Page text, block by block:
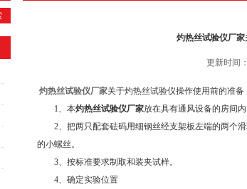
灼热丝试验仪厂
更新时间
灼热丝试验仪厂家关于灼热丝试验仪操作使用前的准备
1、本灼热丝试验仪厂家放在具有通风设备的房间
2、把两只配套砝码用细钢丝经支架板左端的两个滑
的小螺丝。
3、按标准要求制取和装夹试样。
4、确定实验位置